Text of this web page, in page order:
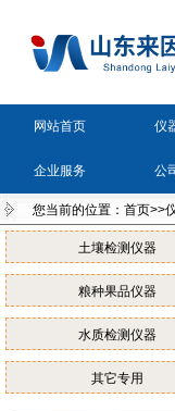
网站首页 仪
企业服务 公
您当前的位置： 首页>>
土壤检测仪器
粮种果品仪器
水质检测仪器
其它专用